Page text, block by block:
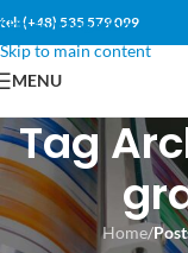
Skip to navigation
Skip to main content
tel: (+48) 535 579 099
MENU
Tag
Home/